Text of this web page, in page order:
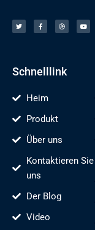
ó
r
s
c
e
b
i
b
b
u
t
u
Schnelllink
Heim
Produkt
Über uns
Kontaktieren Sie
uns
Der Blog
Video